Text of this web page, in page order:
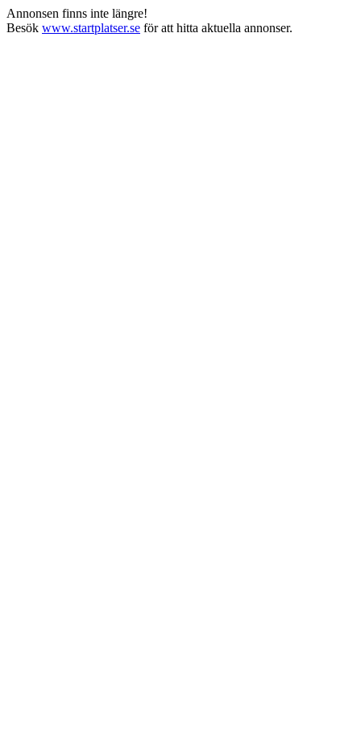
Annonsen finns inte längre!
Besök www.startplatser.se för att hitta aktuella annonser.